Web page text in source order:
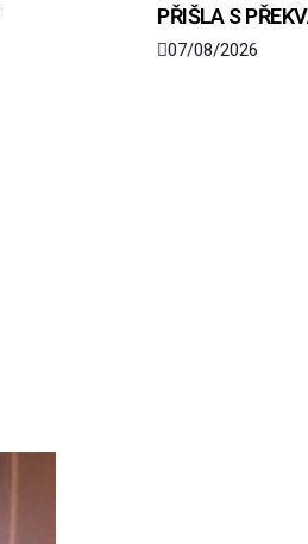
PŘIŠLA S
07/08/2026